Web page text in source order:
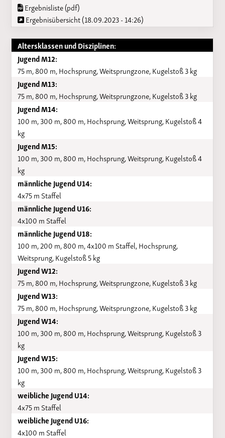
Ergebnisliste (pdf)
Ergebnisübersicht (18.09.2023 - 14:26)
Altersklassen und Disziplinen:
Jugend M12:
75 m, 800 m, Hochsprung, Weitsprungzone, Kugelstoß 3 kg
Jugend M13:
75 m, 800 m, Hochsprung, Weitsprungzone, Kugelstoß 3 kg
Jugend M14:
100 m, 300 m, 800 m, Hochsprung, Weitsprung, Kugelstoß 4
kg
Jugend M15:
100 m, 300 m, 800 m, Hochsprung, Weitsprung, Kugelstoß 4
kg
männliche Jugend U14:
4x75 m Staffel
männliche Jugend U16:
4x100 m Staffel
männliche Jugend U18:
100 m, 200 m, 800 m, 4x100 m Staffel, Hochsprung,
Weitsprung, Kugelstoß 5 kg
Jugend W12:
75 m, 800 m, Hochsprung, Weitsprungzone, Kugelstoß 3 kg
Jugend W13:
75 m, 800 m, Hochsprung, Weitsprungzone, Kugelstoß 3 kg
Jugend W14:
100 m, 300 m, 800 m, Hochsprung, Weitsprung, Kugelstoß 3
kg
Jugend W15:
100 m, 300 m, 800 m, Hochsprung, Weitsprung, Kugelstoß 3
kg
weibliche Jugend U14:
4x75 m Staffel
weibliche Jugend U16:
4x100 m Staffel